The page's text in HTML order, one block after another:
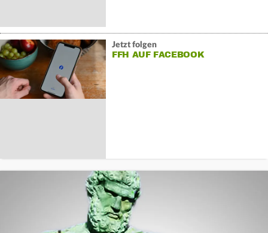
Jetzt folgen
FFH AUF FACEBOOK